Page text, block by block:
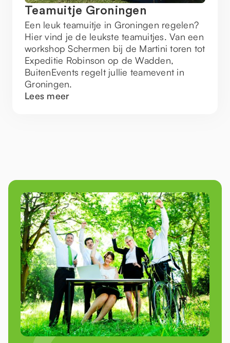
Teamuitje Groningen
Een leuk teamuitje in Groningen regelen?
Hier vind je de leukste teamuitjes. Van een
workshop Schermen bij de Martini toren tot
Expeditie Robinson op de Wadden,
BuitenEvents regelt jullie teamevent in
Groningen.
Lees meer